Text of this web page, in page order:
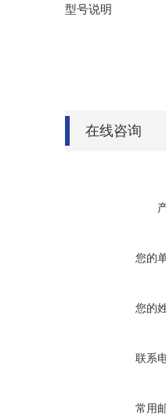
型号说明
在线咨询
您的
您的
联系
常用